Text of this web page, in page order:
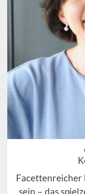
Facettenreicher
sein – das